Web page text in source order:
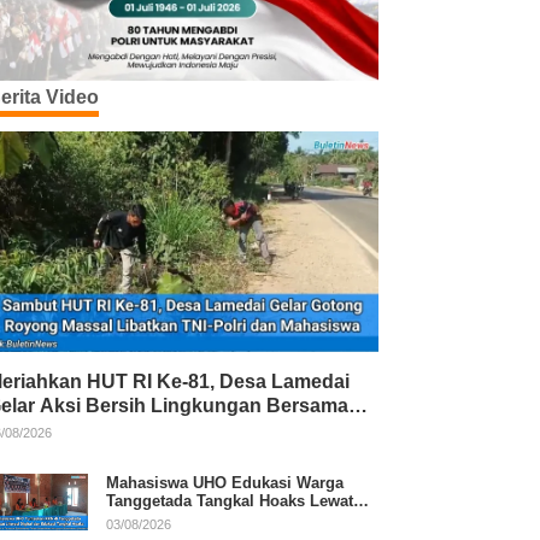
Video
HUT RI Ke-81, Desa Lamedai
Aksi Bersih Lingkungan Bersama
Polri
08/2026
Mahasiswa UHO Edukasi Warga
Tanggetada Tangkal Hoaks Lewat
Program Literasi
03/08/2026